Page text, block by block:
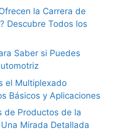
la Carrera de
Descubre Todos los
Saber si Puedes
el Multiplexado
Básicos y Aplicaciones
de Productos de la
Mirada Detallada